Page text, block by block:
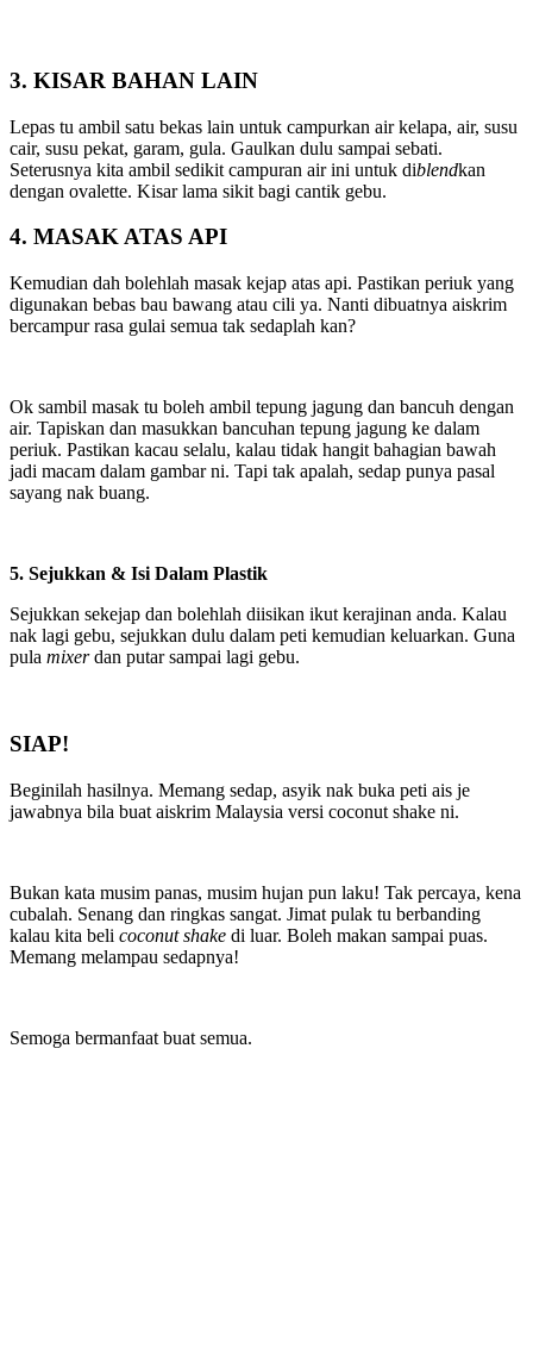
3. KISAR BAHAN LAIN
Lepas tu ambil satu bekas lain untuk campurkan air kelapa, air, susu
cair, susu pekat, garam, gula. Gaulkan dulu sampai sebati.
Seterusnya kita ambil sedikit campuran air ini untuk diblendkan
dengan ovalette. Kisar lama sikit bagi cantik gebu.
4. MASAK ATAS API
Kemudian dah bolehlah masak kejap atas api. Pastikan periuk yang
digunakan bebas bau bawang atau cili ya. Nanti dibuatnya aiskrim
bercampur rasa gulai semua tak sedaplah kan?
Ok sambil masak tu boleh ambil tepung jagung dan bancuh dengan
air. Tapiskan dan masukkan bancuhan tepung jagung ke dalam
periuk. Pastikan kacau selalu, kalau tidak hangit bahagian bawah
jadi macam dalam gambar ni. Tapi tak apalah, sedap punya pasal
sayang nak buang.
5. Sejukkan & Isi Dalam Plastik
Sejukkan sekejap dan bolehlah diisikan ikut kerajinan anda. Kalau
nak lagi gebu, sejukkan dulu dalam peti kemudian keluarkan. Guna
pula mixerdan putar sampai lagi gebu.
SIAP!
Beginilah hasilnya. Memang sedap, asyik nak buka peti ais je
jawabnya bila buat aiskrim Malaysia versi coconut shake ni.
Bukan kata musim panas, musim hujan pun laku! Tak percaya, kena
cubalah. Senang dan ringkas sangat. Jimat pulak tu berbanding
kalau kita beli coconut shake di luar. Boleh makan sampai puas.
Memang melampau sedapnya!
Semoga bermanfaat buat semua.